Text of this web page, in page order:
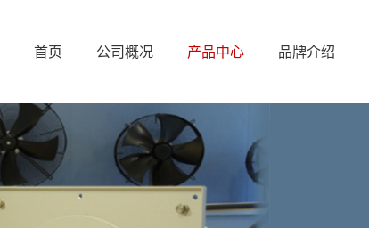
首页 公司概况 产品中心 品牌介绍